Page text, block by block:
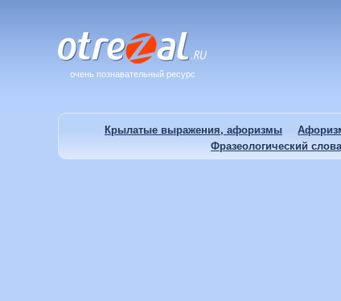
очень познавательный ресурс
Крылатые выражения, афоризмы
Фразеологический